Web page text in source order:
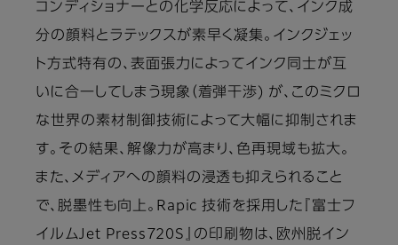
コンディショナーとの化学反応によって、インク成
分の顔料とラテックスが素早く凝集。インクジェッ
ト方式特有の、表面張力によってインク同士が互
いに合一してしまう現象（着弾干渉) が、このミクロ
な世界の素材制御技術によって大幅に抑制されま
す。その結果、解像力が高まり、色再現域も拡大。
また、メディアへの顔料の浸透も抑えられること
で、脱墨性も向上。Rapic 技術を採用した『富士フ
イルムJet Press720S』の印刷物は、欧州脱イン